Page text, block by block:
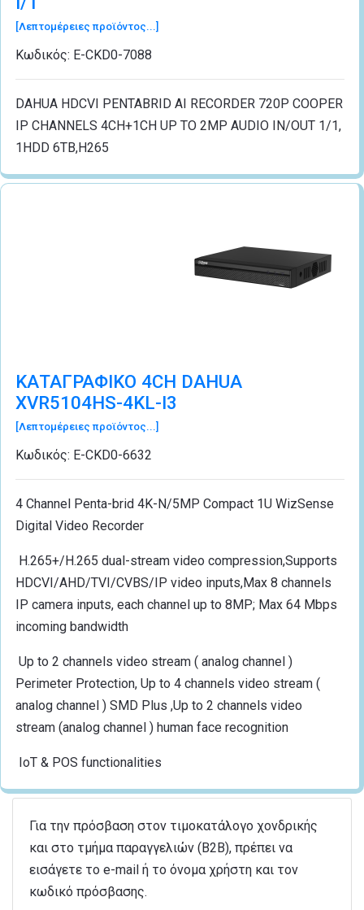
[Λεπτομέρειες προϊόντος...]
Κωδικός: Ε-CΚD0-7088
DAHUA HDCVI PENTABRID AI RECORDER 720P COOPER
IP CHANNELS 4CH+1CH UP TO 2MP AUDIO IN/OUT 1/1,
1HDD 6TB,H265
ΚΑΤΑΓΡΑΦΙΚΟ 4CH DAHUA
XVR5104HS-4KL-I3
[Λεπτομέρειες προϊόντος...]
Κωδικός: Ε-CΚD0-6632
4 Channel Penta-brid 4K-N/5MP Compact 1U WizSense
Digital Video Recorder
H.265+/H.265 dual-stream video compression,Supports
HDCVI/AHD/TVI/CVBS/IP video inputs,Max 8 channels
IP camera inputs, each channel up to 8MP; Max 64 Mbps
incoming bandwidth
Up to 2 channels video stream ( analog channel )
Perimeter Protection, Up to 4 channels video stream (
analog channel ) SMD Plus ,Up to 2 channels video
stream (analog channel ) human face recognition
IoT & POS functionalities
Για την πρόσβαση στον τιμοκατάλογο χονδρικής
και στο τμήμα παραγγελιών (B2B), πρέπει να
εισάγετε το e-mail ή το όνομα χρήστη και τον
κωδικό πρόσβασης.